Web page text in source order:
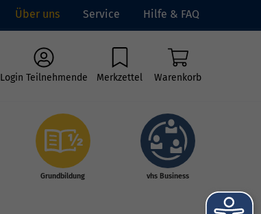
Über uns Service Hilfe & FAQ
Login Teilnehmende Merkzettel Warenkorb
Grundbildung vhs Business